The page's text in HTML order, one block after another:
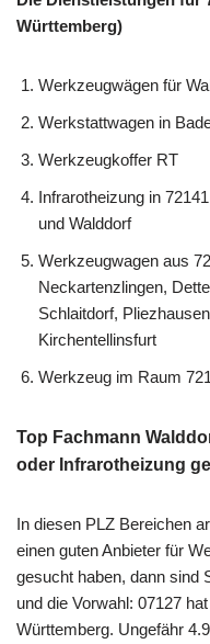
Württemberg)
Werkzeugwägen für
Werkstattwagen in
Werkzeugkoffer RT
Infrarotheizung in
und Walddorf
Werkzeugwagen aus
Neckartenzlingen,
Schlaitdorf,
Kirchentellinsfurt
Werkzeug im Raum
Top Fachmann
oder Infrarotheizung
In diesen PLZ Bereichen
einen guten Anbieter für
gesucht haben, dann sind
und die Vorwahl: 07127
Württemberg. Ungefähr